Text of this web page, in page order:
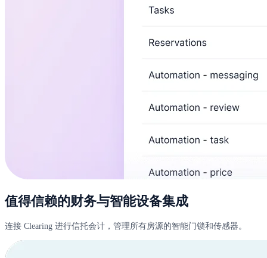
值得信赖的财务与智能设备集成
连接 Clearing 进行信托会计，管理所有房源的智能门锁和传感器。